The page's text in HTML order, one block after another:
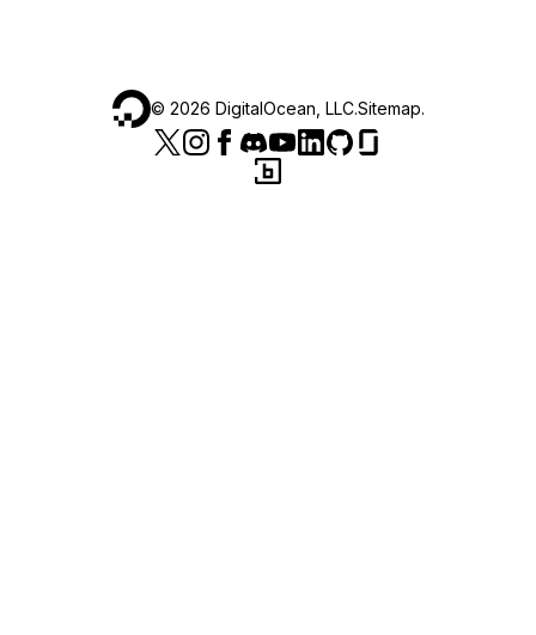
© 2026 DigitalOcean, LLC.Sitemap.